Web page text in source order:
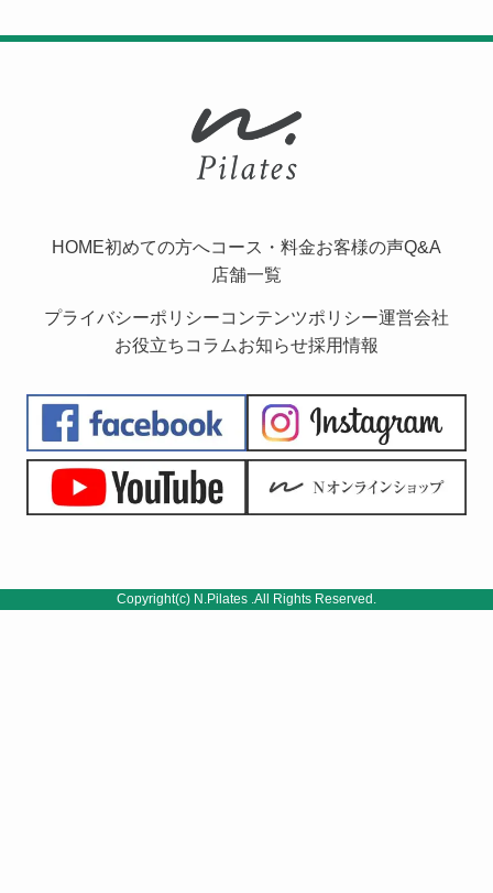
HOME初めての方へコース・料金お客様の声Q&A
店舗一覧
プライバシーポリシーコンテンツポリシー運営会社
お役立ちコラムお知らせ採用情報
Copyright(c) N.Pilates .All Rights Reserved.